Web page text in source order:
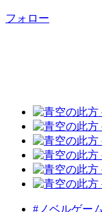
フォロー
#ノベルゲーム